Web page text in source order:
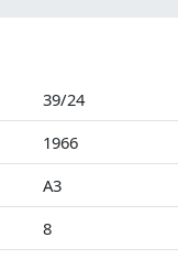
39/24
1966
A3
8